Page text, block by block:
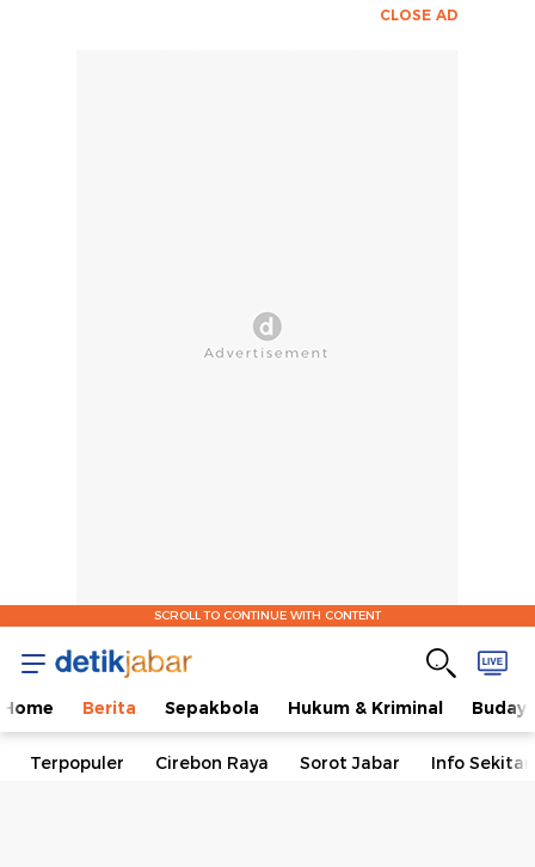
CLOSE AD
SCROLL TO CONTINUE WITH CONTENT
Home Berita Sepakbola Hukum & Kriminal
Terpopuler Cirebon Raya Sorot Jabar Info